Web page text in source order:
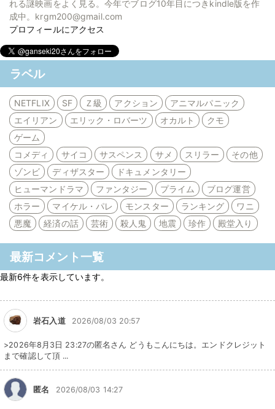
れる謎映画をよく見る。今年でブログ10年目につきkindle版を作
成中。krgm200@gmail.com
プロフィールにアクセス
ラベル
NETFLIX SF Ｚ級 アクション
アニマルパニック
エイリアン
エリック・ロバーツ オカルト
クモ
ゲーム
コメディ
サイコ サスペンス サメ スリラー
その他
ゾンビ
ディザスター
ドキュメンタリー
ヒューマンドラマ
ファンタジー プライム
ブログ運営
ホラー
マイケル・パレ モンスター ランキング
ワニ
悪魔
経済の話 芸術 殺人鬼 地震 珍作 殿堂入り
最新コメント一覧
最新6件を表示しています。
岩石入道 2026/08/03 20:57
>2026年8月3日 23:27の匿名さん どうもこんにちは。エンドクレジット
まで確認して頂 ...
匿名 2026/08/03 14:27